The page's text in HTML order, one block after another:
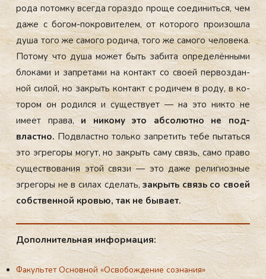
ро­да по­том­ку всег­да го­раз­до про­ще со­еди­нить­ся, чем
да­же с бо­гом-пок­ро­вите­лем, от ко­торо­го про­изош­ла
ду­ша то­го же са­мого ро­дича, то­го же са­мого че­лове­ка.
По­тому что ду­ша мо­жет быть за­бита оп­ре­делён­ны­ми
бло­ками и зап­ре­тами на кон­такт со сво­ей пер­воздан­
ной си­лой, но зак­рыть кон­такт с ро­дичем в ро­ду, в ко­
тором он ро­дил­ся и су­щес­тву­ет — на это ник­то не
име­ет пра­ва,и ни­кому это аб­со­лют­но не под­
властно. Под­властно толь­ко зап­ре­тить те­бе пы­тать­ся
это эг­ре­горы мо­гут, но зак­рыть са­му связь, са­мо пра­во
су­щес­тво­вания этой свя­зи — это да­же ре­лиги­оз­ные
эг­ре­горы не в си­лах сде­лать,зак­рыть связь со сво­ей
собс­твен­ной кровью, так не бы­ва­ет.
До­пол­ни­тель­ная ин­фор­ма­ция:
Факультет Основной «Освобождение сознания»